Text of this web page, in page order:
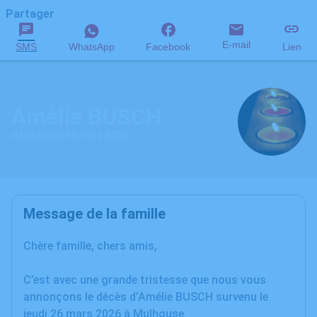
Partager
SMS WhatsApp Facebook E-mail Lien
Message de la famille
Chère famille, chers amis,
C’est avec une grande tristesse que nous vous
annonçons le décès d’Amélie BUSCH survenu le
jeudi 26 mars 2026 à Mulhouse.